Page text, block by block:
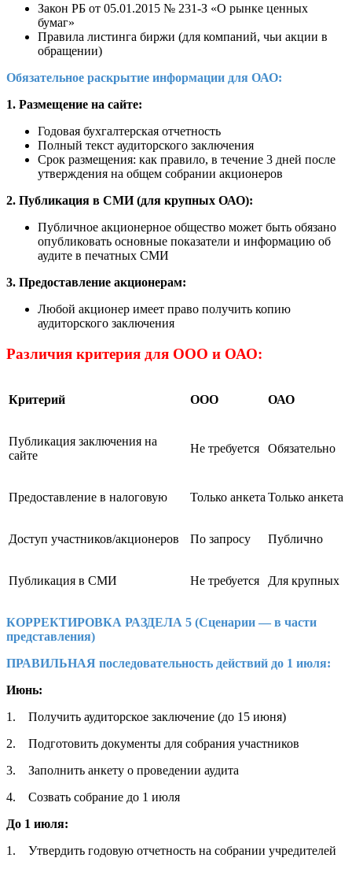
Закон РБ от 05.01.2015 № 231-З «О рынке ценных
бумаг»
Правила листинга биржи (для компаний, чьи акции в
обращении)
Обязательное раскрытие информации для ОАО:
1. Размещение на сайте:
Годовая бухгалтерская отчетность
Полный текст аудиторского заключения
Срок размещения: как правило, в течение 3 дней после
утверждения на общем собрании акционеров
2. Публикация в СМИ (для крупных ОАО):
Публичное акционерное общество может быть обязано
опубликовать основные показатели и информацию об
аудите в печатных СМИ
3. Предоставление акционерам:
Любой акционер имеет право получить копию
аудиторского заключения
Различия критерия для ООО и ОАО:
Критерий ООО ОАО
Публикация заключения на
сайте
Не требуется Обязательно
Предоставление в налоговую Только анкета Только анкета
Доступ участников/акционеров По запросу Публично
Публикация в СМИ Не требуется Для крупных
КОРРЕКТИРОВКА РАЗДЕЛА 5 (Сценарии — в части
представления)
ПРАВИЛЬНАЯ последовательность действий до 1 июля:
Июнь:
1. Получить аудиторское заключение (до 15 июня)
2. Подготовить документы для собрания участников
3. Заполнить анкету о проведении аудита
4. Созвать собрание до 1 июля
До 1 июля:
1. Утвердить годовую отчетность на собрании учредителей